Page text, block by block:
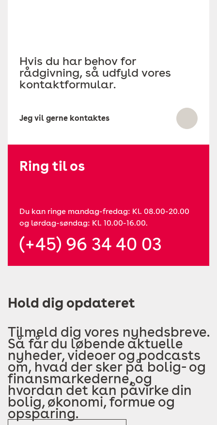
Hvis du har behov for
rådgivning, så udfyld vores
kontaktformular.
Jeg vil gerne kontaktes
Ring til os
Du kan ringe mandag-fredag: Kl. 08.00-20.00
og lørdag-søndag: Kl. 10.00-16.00.
(+45) 96 34 40 03
Hold dig opdateret
Tilmeld dig vores nyhedsbreve.
Så får du løbende aktuelle
nyheder, videoer og podcasts
om, hvad der sker på bolig- og
finansmarkederne, og
hvordan det kan påvirke din
bolig, økonomi, formue og
opsparing.